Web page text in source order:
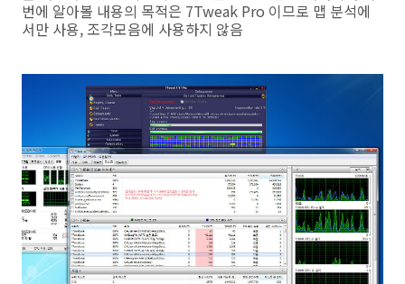
번에 알아볼 내용의 목적은 7Tweak Pro 이므로 맵 분석에
서만 사용, 조각모음에 사용하지 않음